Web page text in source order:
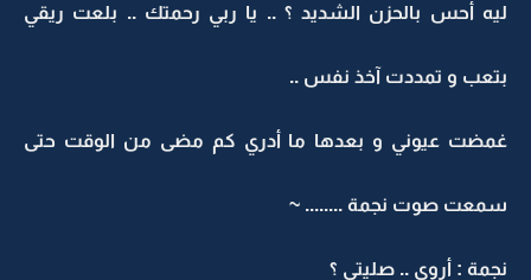
ليه أحس بالحزن الشديد ؟ .. يا ربي رحمتك .. بلعت ريقي
بتعب و تمددت آخذ نفس ..
غمضت عيوني و بعدها ما أدري كم مضى من الوقت حتى
سمعت صوت نجمة ........ ~
نجمة : أروى .. صليتي ؟